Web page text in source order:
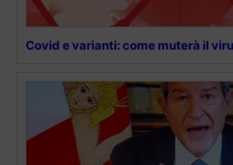
Covid e varianti: come muterà il